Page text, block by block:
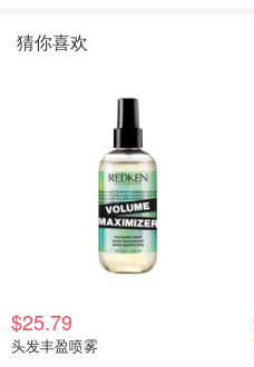
猜你喜欢
$25.79
头发丰盈喷雾